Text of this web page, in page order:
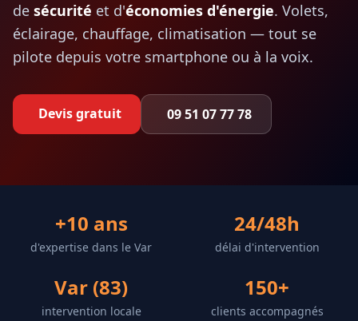
de sécurité et d'économies d'énergie. Volets,
éclairage, chauffage, climatisation — tout se
pilote depuis votre smartphone ou à la voix.
Devis gratuit 09 51 07 77 78
+10 ans
d'expertise dans le Var
24/48h
délai d'intervention
Var (83)
intervention locale
150+
clients accompagnés